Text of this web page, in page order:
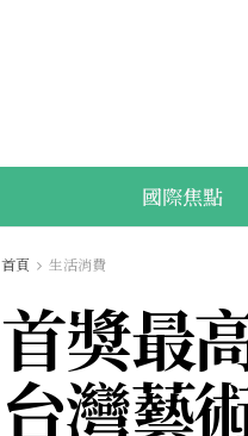
國際焦點
首頁 生活消費
首獎最
台灣藝